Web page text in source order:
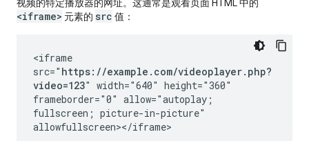
视频的特定播放器的网址。这通常是观看页面 HTML 中的
<iframe> 元素的 src 值：
<iframe
src=" https://example.com/videoplayer.php?
video=123" width="640" height="360"
frameborder="0" allow="autoplay;
fullscreen; picture-in-picture"
allowfullscreen></iframe>